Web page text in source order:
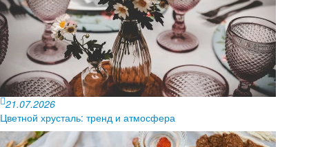
21.07.2026
Цветной хрусталь: тренд и атмосфера